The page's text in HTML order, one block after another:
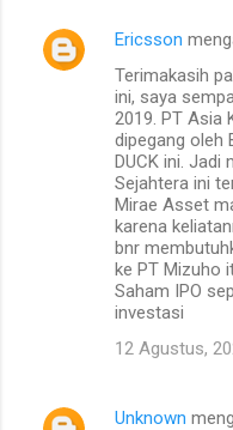
Ericsson
Terimakasih
ini, saya
2019. PT Asia
dipegang oleh
DUCK ini. Jadi
Sejahtera ini
Mirae Asset
karena
bnr
ke PT Mizuho
Saham IPO
investasi
12 Agustus,
Unknown